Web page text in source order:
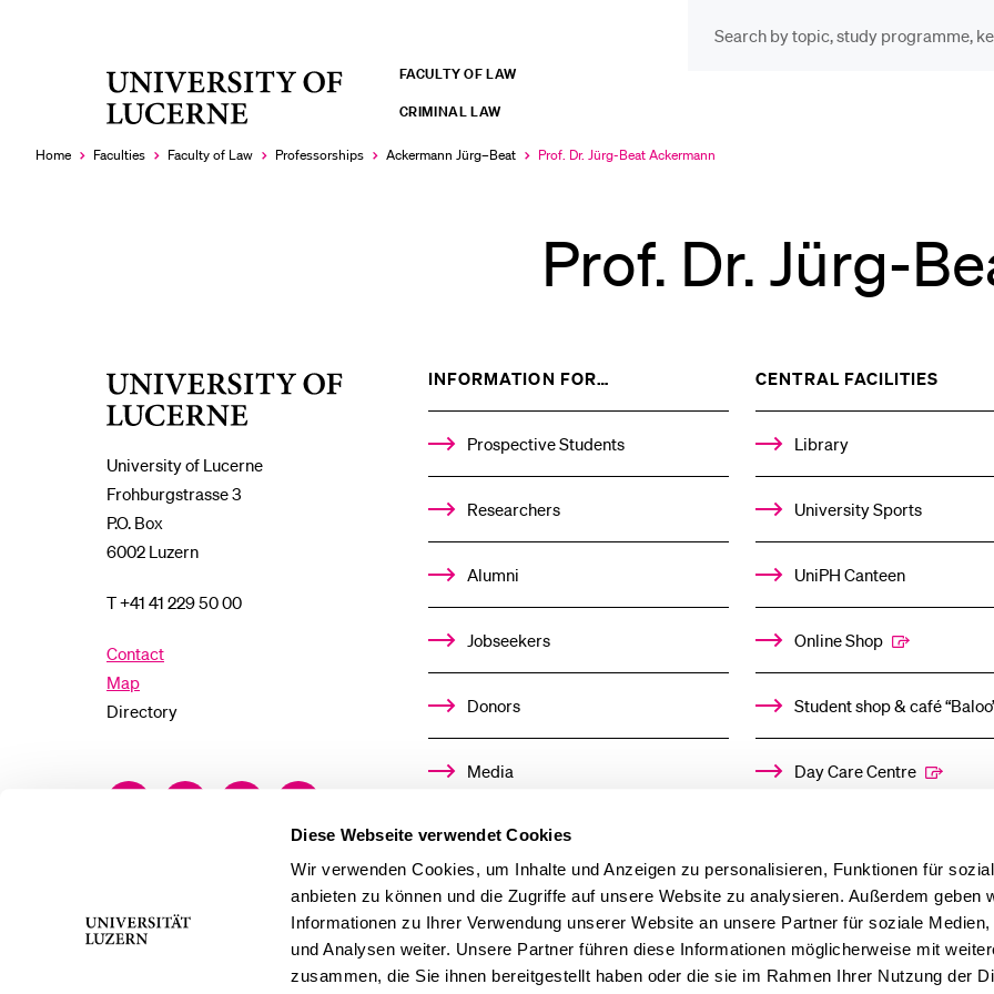
Diese Webseite verwendet Cookies
Wir verwenden Cookies, um Inhalte und Anzeigen zu personalisieren, Funktionen für
anbieten zu können und die Zugriffe auf unsere Website zu analysieren. Außerdem geben
Informationen zu Ihrer Verwendung unserer Website an unsere Partner für soziale Medien,
und Analysen weiter. Unsere Partner führen diese Informationen möglicherweise mit
zusammen, die Sie ihnen bereitgestellt haben oder die sie im Rahmen Ihrer Nutzung der
University
FACULTY OF LAW
CRIMINAL LAW
Home Faculties Faculty of Law Professorships Ackermann Jürg–Beat
Currently
Prof. Dr. Jürg-Beat Ackermann
Prof. Dr. Jürg-
University
University of Lucerne
Frohburgstrasse 3
P.O. Box
6002 Luzern
T +41 41 229 50 00
Contact
Map
Directory
FacebookTwitter YouTubeInstagram
INFORMATION FOR…SHOW
%1$S
SUBMENU
Prospective Students
Researchers
Alumni
Jobseekers
Donors
Media
CENTRAL FACILITIES
%1$S
Library
University Sports
UniPH Canteen
Online Shop
Student shop & café
Day Care Centre
RECENT SEARCHES
Prospective Students
Current Students
Researchers
Staff
Media